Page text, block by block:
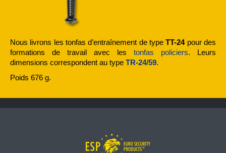
Nous livrons les tonfas d’entraînement de typeTT-24pour des
formations de travail avec les tonfas policiers. Leurs
dimensions correspondent au type TR-24/59.
Poids 676 g.